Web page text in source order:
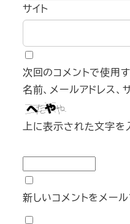
サイト
次回のコメントで使用
名前、メールアドレス、
上に表示された文字を
新しいコメントをメー